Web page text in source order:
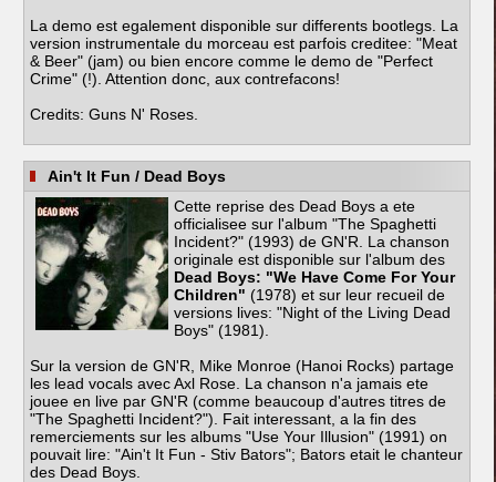
La demo est egalement disponible sur differents bootlegs. La
version instrumentale du morceau est parfois creditee: "Meat
& Beer" (jam) ou bien encore comme le demo de "Perfect
Crime" (!). Attention donc, aux contrefacons!
Credits: Guns N' Roses.
Ain't It Fun / Dead Boys
Cette reprise des Dead Boys a ete
officialisee sur l'album "The Spaghetti
Incident?" (1993) de GN'R. La chanson
originale est disponible sur l'album des
Dead Boys: "We Have Come For Your
Children" (1978) et sur leur recueil de
versions lives: "Night of the Living Dead
Boys" (1981).
Sur la version de GN'R, Mike Monroe (Hanoi Rocks) partage
les lead vocals avec Axl Rose. La chanson n'a jamais ete
jouee en live par GN'R (comme beaucoup d'autres titres de
"The Spaghetti Incident?"). Fait interessant, a la fin des
remerciements sur les albums "Use Your Illusion" (1991) on
pouvait lire: "Ain't It Fun - Stiv Bators"; Bators etait le chanteur
des Dead Boys.